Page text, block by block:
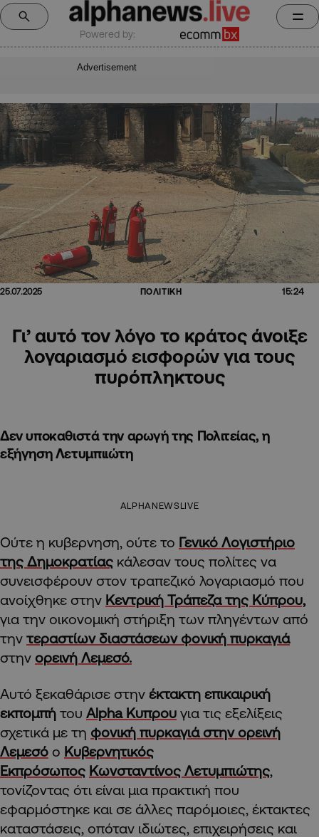
Powered by:
Advertisement
25.07.2025 ΠΟΛΙΤΙΚΗ 15:24
Γι’ αυτό τον λόγο το κράτος άνοιξε
λογαριασμό εισφορών για τους
πυρόπληκτους
Δεν υποκαθιστά την αρωγή της Πολιτείας, η
εξήγηση Λετυμπιιώτη
ALPHANEWSLIVE
Ούτε η κυβερνηση, ούτε το Γενικό Λογιστήριο
της Δημοκρατίας κάλεσαν τους πολίτες να
συνεισφέρουν στον τραπεζικό λογαριασμό που
ανοίχθηκε στην Κεντρική Τράπεζα της Κύπρου,
για την οικονομική στήριξη των πληγέντων από
την τεραστίων διαστάσεων φονική πυρκαγιά
στην ορεινή Λεμεσό.
Αυτό ξεκαθάρισε στην έκτακτη επικαιρική
εκπομπή του Alpha Κυπρου για τις εξελίξεις
σχετικά με τη φονική πυρκαγιά στην ορεινή
Λεμεσό ο Κυβερνητικός
Εκπρόσωπος Κωνσταντίνος Λετυμπιώτης,
τονίζοντας ότι είναι μια πρακτική που
εφαρμόστηκε και σε άλλες παρόμοιες, έκτακτες
καταστάσεις, οπόταν ιδιώτες, επιχειρήσεις και